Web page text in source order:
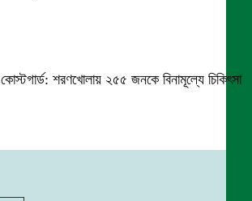
শরণখোলায় ২৫৫ জনকে বিনামূল্যে চিকিৎসা